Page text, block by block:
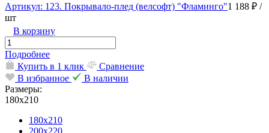
Артикул: 123. Покрывало-плед (велсофт) "Фламинго"1 188 ₽ /
шт
В корзину
Подробнее
Купить в 1 клик
Сравнение
В избранное
В наличии
Размеры:
180х210
180х210
200х220